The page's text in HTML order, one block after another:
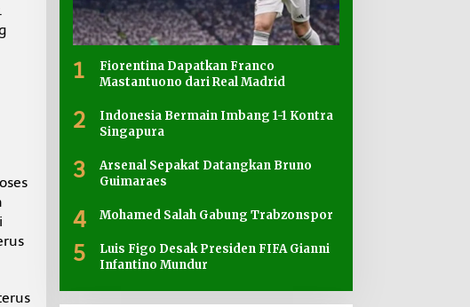
1
Fiorentina Dapatkan Franco
Mastantuono dari Real Madrid
2
Indonesia Bermain Imbang 1-1 Kontra
Singapura
3
Arsenal Sepakat Datangkan Bruno
Guimaraes
4 Mohamed Salah Gabung Trabzonspor
5
Luis Figo Desak Presiden FIFA Gianni
Infantino Mundur